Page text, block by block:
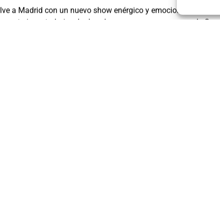
a Madrid con un nuevo show enérgico y emocionante que
anteriores trabajos. La banda, que se puso en manos de